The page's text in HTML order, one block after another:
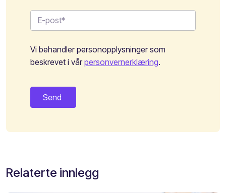
Vi behandler personopplysninger som
beskrevet i vårpersonvernerklæring.
Relaterte innlegg